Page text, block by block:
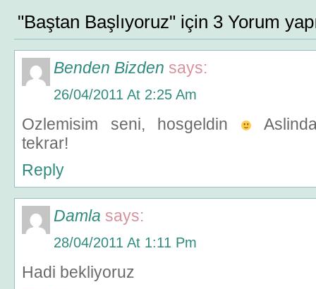
"Baştan Başlıyoruz" için 3 Yorum
Benden Bizden says:
26/04/2011 At 2:25 Am
Ozlemisim seni, hosgeldin
tekrar!
Reply
Damla says:
28/04/2011 At 1:11 Pm
Hadi bekliyoruz